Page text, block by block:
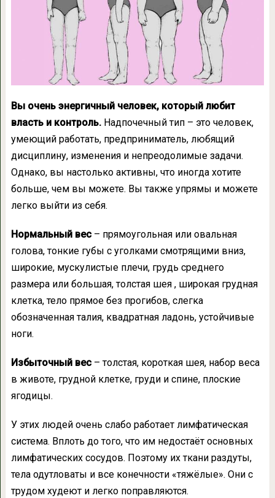
Вы очень энергичный человек, который любит
власть и контроль.Надпочечный тип – это человек,
умеющий работать, предприниматель, любящий
дисциплину, изменения и непреодолимые задачи.
Однако, вы настолько активны, что иногда хотите
больше, чем вы можете. Вы также упрямы и можете
легко выйти из себя.
Нормальный вес – прямоугольная или овальная
голова, тонкие губы с уголками смотрящими вниз,
широкие, мускулистые плечи, грудь среднего
размера или большая, толстая шея , широкая грудная
клетка, тело прямое без прогибов, слегка
обозначенная талия, квадратная ладонь, устойчивые
ноги.
Избыточный вес – толстая, короткая шея, набор веса
в животе, грудной клетке, груди и спине, плоские
ягодицы.
У этих людей очень слабо работает лимфатическая
система. Вплоть до того, что им недостаёт основных
лимфатических сосудов. Поэтому их ткани раздуты,
тела одутловаты и все конечности «тяжёлые». Они с
трудом худеют и легко поправляются.